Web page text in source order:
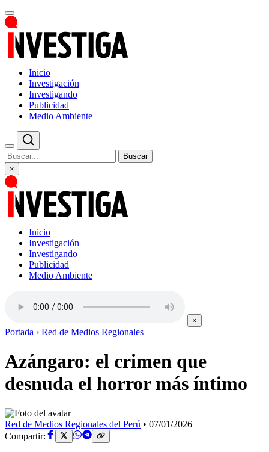
Inicio
Investigación
Investigando
Publicidad
Medio Ambiente
Buscar
×
Inicio
Investigación
Investigando
Publicidad
Medio Ambiente
×
Portada › Red de Medios Regionales
Azángaro: el crimen que
desnuda el horror más íntimo
Red de Medios Regionales del Perú • 07/01/2026
Compartir: